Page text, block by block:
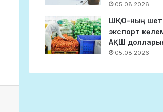
05.08.2026
ШҚО-ның
экспорт
АҚШ
05.08.2026